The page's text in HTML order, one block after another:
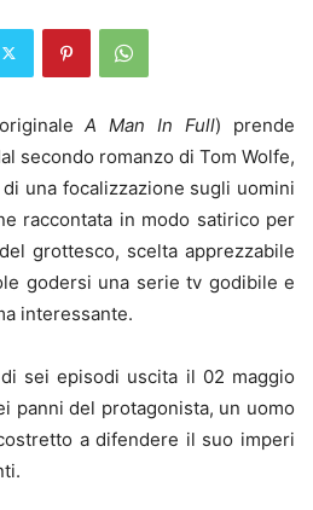
A Man In Full) prende
secondo romanzo di Tom Wolfe,
una focalizzazione sugli uomini
raccontata in modo satirico per
grottesco, scelta apprezzabile
godersi una serie tv godibile e
interessante.
di sei episodi uscita il 02 maggio
panni del protagonista, un uomo
a difendere il suo imperi